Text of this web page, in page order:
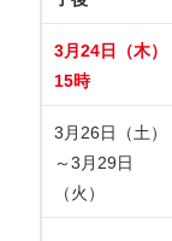
3月24日（木）
15時
3月26日（土）
～3月29日
（火）